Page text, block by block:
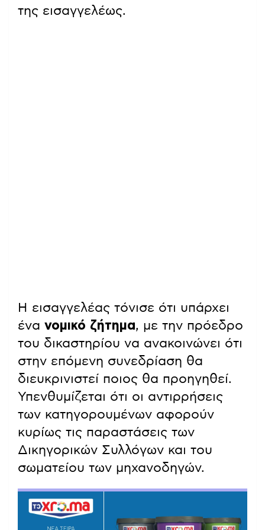
της εισαγγελέως.
Η εισαγγελέας τόνισε ότι υπάρχει
ένα νομικό ζήτημα, με την πρόεδρο
του δικαστηρίου να ανακοινώνει ότι
στην επόμενη συνεδρίαση θα
διευκρινιστεί ποιος θα προηγηθεί.
Υπενθυμίζεται ότι οι αντιρρήσεις
των κατηγορουμένων αφορούν
κυρίως τις παραστάσεις των
Δικηγορικών Συλλόγων και του
σωματείου των μηχανοδηγών.